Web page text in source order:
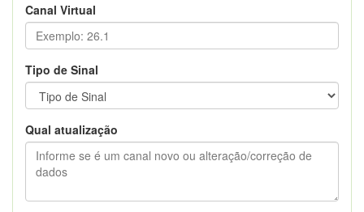
Canal Virtual
Tipo de Sinal
Qual atualização